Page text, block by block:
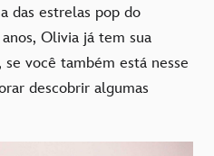
das estrelas pop do
Olivia já tem sua
se você também está nesse
descobrir algumas